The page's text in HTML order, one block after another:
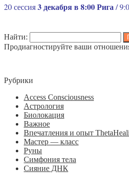
20 сессия3 декабря в 8:00 Рига/
Найти:
Продиагностируйте ваши
Рубрики
Access Consciousness
Астрология
Биолокация
Важное
Впечатления и опыт
Мастер — класс
Руны
Симфония тела
Сияние ДНК